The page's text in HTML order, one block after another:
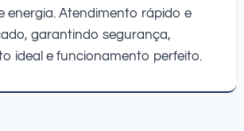
energia. Atendimento rápido e
garantindo segurança,
ideal e funcionamento perfeito.